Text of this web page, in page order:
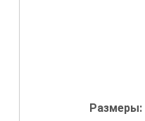
Размеры: